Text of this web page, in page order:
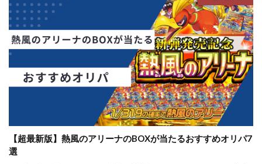
【超最新版】熱風のアリーナのBOXが当たるおすすめオリパ7
選